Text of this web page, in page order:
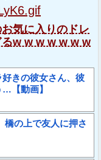
気に入りのドレ
w w w w w w w
好きの彼女さん、彼
【動画】
橋の上で友人に押さ